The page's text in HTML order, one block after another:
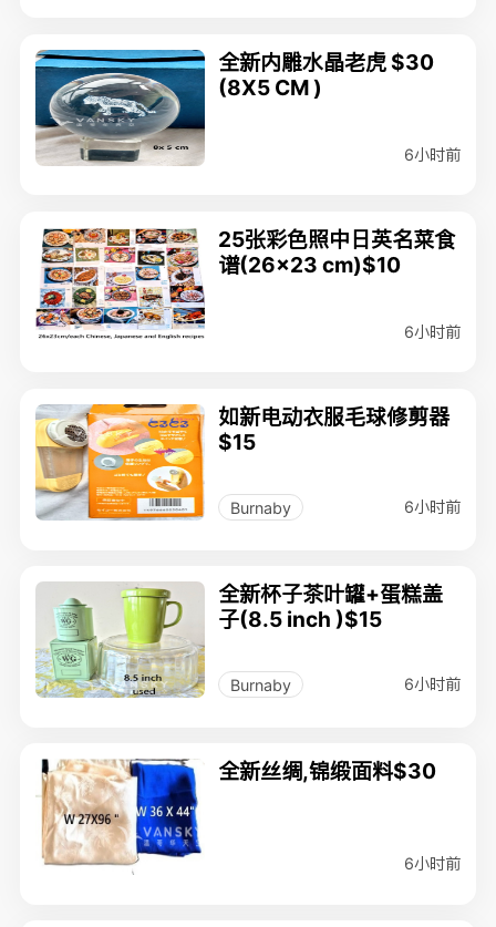
全新内雕水晶老虎 $30
(8X5 CM )
6小时前
25张彩色照中日英名菜食
谱(26x23 cm)$10
6小时前
如新电动衣服毛球修剪器
$15
Burnaby 6小时前
全新杯子茶叶罐+蛋糕盖
子(8.5 inch )$15
Burnaby 6小时前
全新丝绸,锦缎面料$30
6小时前